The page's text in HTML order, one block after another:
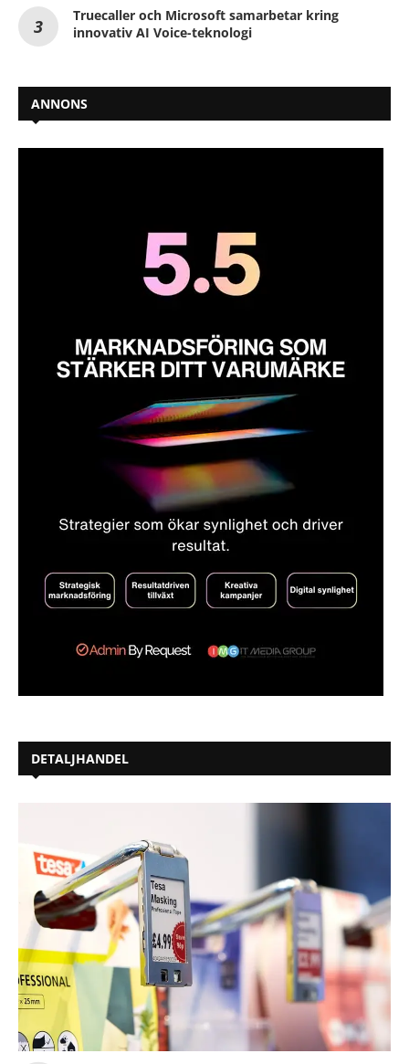
Truecaller och Microsoft samarbetar kring
innovativ AI Voice-teknologi
ANNONS
DETALJHANDEL